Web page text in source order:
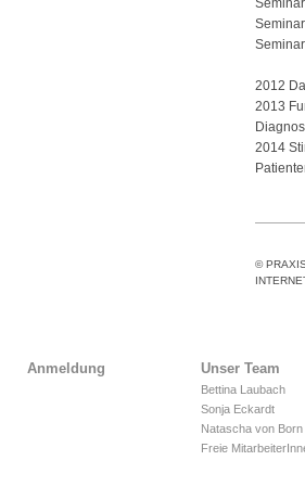
2012
2013
2014
©
Anmeldung Unser Team
Bettina Laubach
Sonja Eckardt
Natascha von Born
Freie